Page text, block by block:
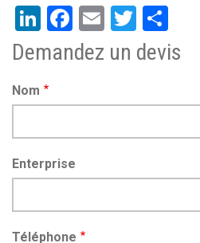
LinkedIn
Facebook
EmailTwitter
Demandez un devis
Nom
Enterprise
Téléphone